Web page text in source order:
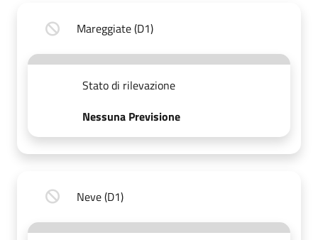
Mareggiate (D1)
Stato di rilevazione
Nessuna Previsione
Neve (D1)